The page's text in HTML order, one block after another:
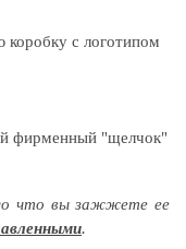
коробку с логотипом
фирменный "щелчок"
что вызажжете ее
.